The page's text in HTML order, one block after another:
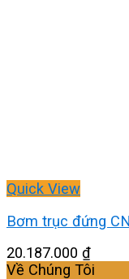
Quick View
Bơm trục đứng
20.187.000 ₫
Về Chúng Tôi